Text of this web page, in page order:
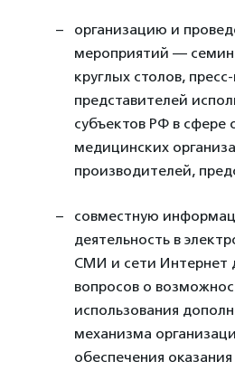
организацию и
мероприятий —
круглых столов,
представителей
субъектов РФ в сфере
медицинских
производителей,
совместную
деятельность в
СМИ и сети Интернет
вопросов о
использования
механизма
обеспечения